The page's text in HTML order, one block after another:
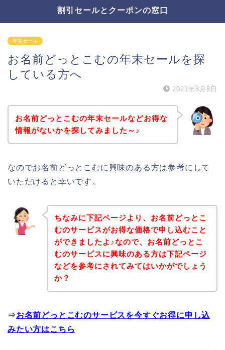
割引セールとクーポンの窓口
年末セール
お名前どっとこむの年末セールを探
している方へ
2021年8月8日
お名前どっとこむの年末セールなどお得な
情報がないかを探してみました～♪
なのでお名前どっとこむに興味のある方は参考にして
いただけると幸いです。
ちなみに下記ページより、お名前どっとこ
むのサービスがお得な価格で申し込むこと
ができましたよ♪なので、お名前どっとこ
むのサービスに興味のある方は下記ページ
などを参考にされてみてはいかがでしょう
か？
⇒お名前どっとこむのサービスを今すぐお得に申し込
みたい方はこちら